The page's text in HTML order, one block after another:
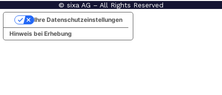
© sixa AG – All Rights Reserved
Hinweis bei Erhebung
Ihre Datenschutzeinstellungen